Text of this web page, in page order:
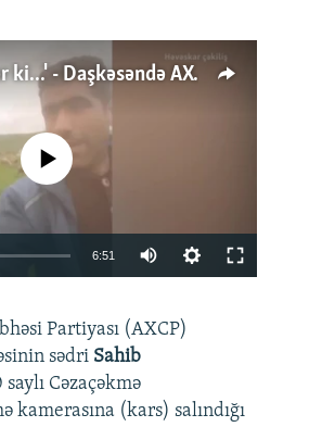
'Məni təpiklədilər ki...' - Daşkəsəndə AXCP fəalının yaxınları onun həbsinə etiraz edirlər
360p
1080p
currently available
6:51
360p
720p
Partiyası (AXCP)
sədri Sahib
Cəzaçəkmə
kamerasına (kars) salındığı